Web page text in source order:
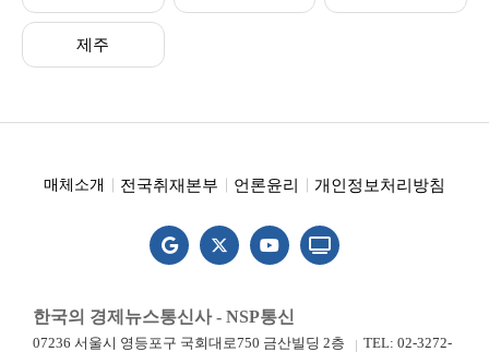
제주
매체소개 전국취재본부 언론윤리 개인정보처리방침
한국의 경제뉴스통신사 - NSP통신
07236 서울시 영등포구 국회대로750 금산빌딩 2층
TEL: 02-3272-